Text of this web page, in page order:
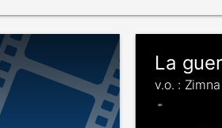
La
v.o. :